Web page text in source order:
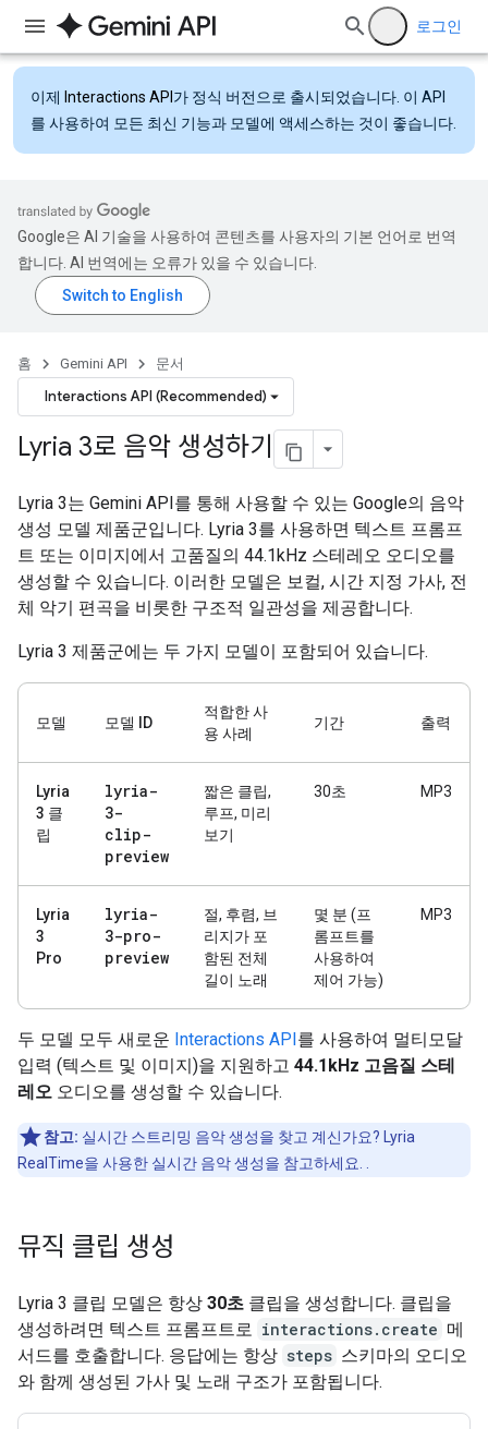
로그인
이제 Interactions API 가 정식 버전으로 출시되었습니다. 이 API
를 사용하여 모든 최신 기능과 모델에 액세스하는 것이 좋습니다.
Google은 AI 기술을 사용하여 콘텐츠를 사용자의 기본 언어로 번역
합니다. AI 번역에는 오류가 있을 수 있습니다.
홈 Gemini API 문서
Interactions API (Recommended)
Lyria 3로 음악 생성하기
Lyria 3는 Gemini API를 통해 사용할 수 있는 Google의 음악
생성 모델 제품군입니다. Lyria 3를 사용하면 텍스트 프롬프
트 또는 이미지에서 고품질의 44.1kHz 스테레오 오디오를
생성할 수 있습니다. 이러한 모델은 보컬, 시간 지정 가사, 전
체 악기 편곡을 비롯한 구조적 일관성을 제공합니다.
Lyria 3 제품군에는 두 가지 모델이 포함되어 있습니다.
모델 모델 ID
적합한 사
용 사례
기간 출력
Lyria
3 클
립
lyria-
3-
clip-
preview
짧은 클립,
루프, 미리
보기
30초 MP3
Lyria
3
Pro
lyria-
3-pro-
preview
절, 후렴, 브
리지가 포
함된 전체
길이 노래
몇 분 (프
롬프트를
사용하여
제어 가능)
MP3
두 모델 모두 새로운 Interactions API를 사용하여 멀티모달
입력 (텍스트 및 이미지)을 지원하고 44.1kHz 고음질 스테
레오 오디오를 생성할 수 있습니다.
참고: 실시간 스트리밍 음악 생성을 찾고 계신가요? Lyria
RealTime을 사용한 실시간 음악 생성을 참고하세요.
뮤직 클립 생성
Lyria 3 클립 모델은 항상 30초 클립을 생성합니다. 클립을
생성하려면 텍스트 프롬프트로 interactions.create 메
서드를 호출합니다. 응답에는 항상 steps 스키마의 오디오
와 함께 생성된 가사 및 노래 구조가 포함됩니다.